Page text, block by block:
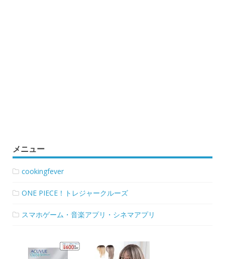
メニュー
cookingfever
ONE PIECE！トレジャークルーズ
スマホゲーム・音楽アプリ・シネマアプリ